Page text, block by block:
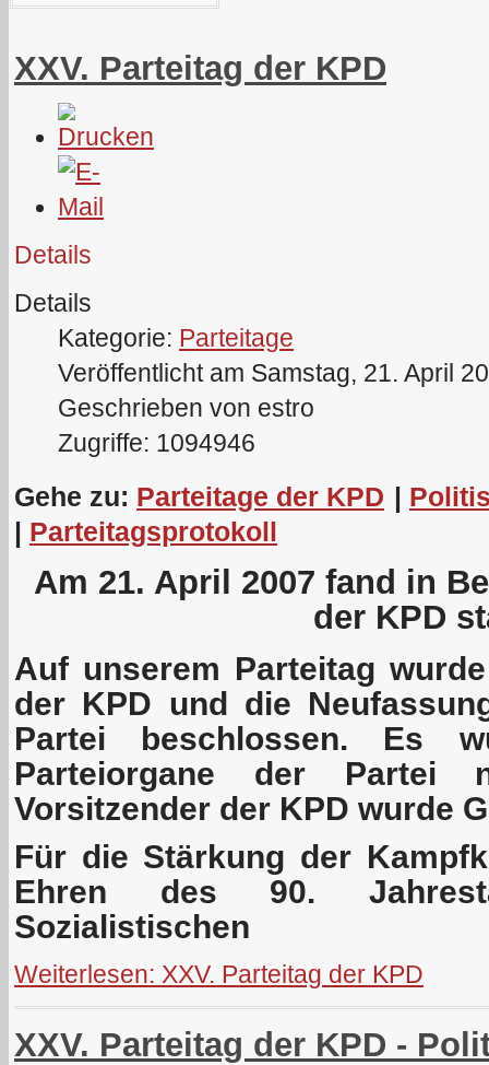
XXV. Parteitag der KPD
Details
Details
Kategorie: Parteitage
Veröffentlicht am Samstag, 21. April
Geschrieben von estro
Zugriffe: 1094946
Gehe zu: Parteitage der KPD |
| Parteitagsprotokoll
Am 21. April 2007 fand in
der KPD
Auf unserem Parteitag
der KPD und die
Partei beschlossen. Es
Parteiorgane der Partei
Vorsitzender der KPD wurde
Für die Stärkung der
Ehren des 90.
Sozialistischen
Weiterlesen: XXV. Parteitag der KPD
XXV. Parteitag der KPD -